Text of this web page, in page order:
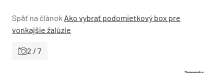
Späť na článok Ako vybrať podomietkový box pre
vonkajšie žalúzie
2 / 7